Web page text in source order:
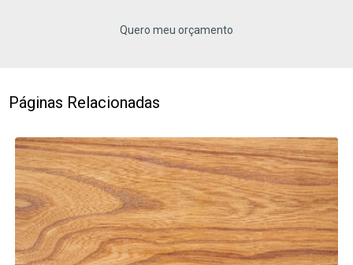
Quero meu orçamento
Páginas Relacionadas